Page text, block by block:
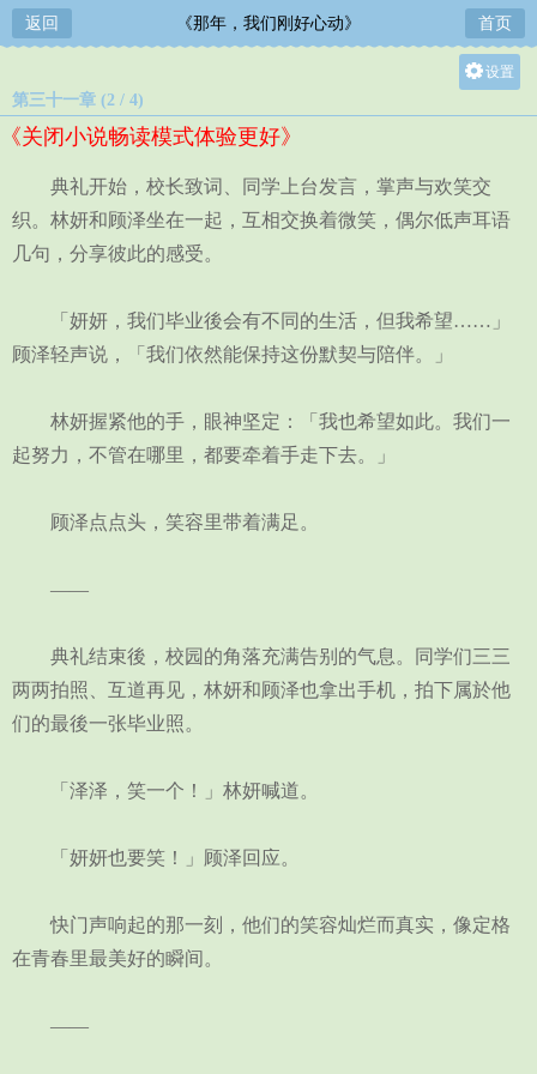
返回 《那年，我们刚好心动》 首页
设置
中
小
第三十一章 (2 / 4)
《关闭小说畅读模式体验更好》
典礼开始，校长致词、同学上台发言，掌声与欢笑交
织。林妍和顾泽坐在一起，互相交换着微笑，偶尔低声耳语
几句，分享彼此的感受。
「妍妍，我们毕业後会有不同的生活，但我希望……」
顾泽轻声说，「我们依然能保持这份默契与陪伴。」
林妍握紧他的手，眼神坚定：「我也希望如此。我们一
起努力，不管在哪里，都要牵着手走下去。」
顾泽点点头，笑容里带着满足。
——
典礼结束後，校园的角落充满告别的气息。同学们三三
两两拍照、互道再见，林妍和顾泽也拿出手机，拍下属於他
们的最後一张毕业照。
「泽泽，笑一个！」林妍喊道。
「妍妍也要笑！」顾泽回应。
快门声响起的那一刻，他们的笑容灿烂而真实，像定格
在青春里最美好的瞬间。
——